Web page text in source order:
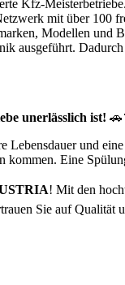
Kfz-
mit über 100
Modellen
ausgeführt.
unerlässlich ist!
Lebensdauer und
Eine
! Mit den
Sie auf Qualität